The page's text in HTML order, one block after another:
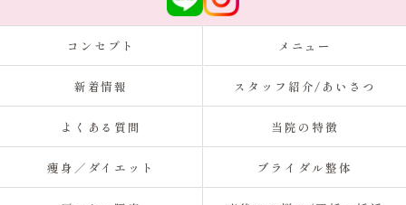
コンセプト メニュー
新着情報 スタッフ紹介/あいさつ
よくある質問 当院の特徴
痩身／ダイエット ブライダル整体